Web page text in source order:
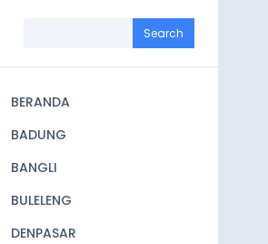
navigation
BERANDA
BADUNG
BANGLI
BULELENG
DENPASAR